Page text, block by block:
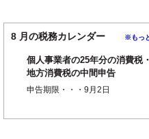
8 月の税務カレンダー ※もっ
個人事業者の25年分の消費税
地方消費税の中間申告
申告期限・・・9月2日